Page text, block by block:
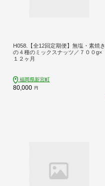
H058.【全12回定期便】無塩・素焼き
の４種のミックスナッツ／７００g×
１２ヶ月
福岡県新宮町
80,000 円